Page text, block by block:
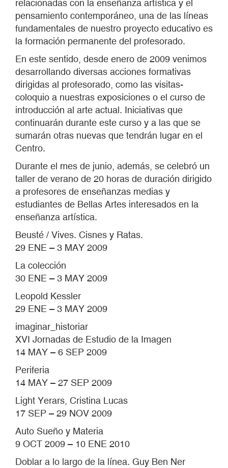
relacionadas con la enseñanza artística y el
pensamiento contemporáneo, una de las líneas
fundamentales de nuestro proyecto educativo es
la formación permanente del profesorado.
En este sentido, desde enero de 2009 venimos
desarrollando diversas acciones formativas
dirigidas al profesorado, como las visitas-
coloquio a nuestras exposiciones o el curso de
introducción al arte actual. Iniciativas que
continuarán durante este curso y a las que se
sumarán otras nuevas que tendrán lugar en el
Centro.
Durante el mes de junio, además, se celebró un
taller de verano de 20 horas de duración dirigido
a profesores de enseñanzas medias y
estudiantes de Bellas Artes interesados en la
enseñanza artística.
Beusté / Vives. Cisnes y Ratas.
29 ENE – 3 MAY 2009
La colección
30 ENE – 3 MAY 2009
Leopold Kessler
29 ENE – 3 MAY 2009
imaginar_historiar
XVI Jornadas de Estudio de la Imagen
14 MAY – 6 SEP 2009
Periferia
14 MAY – 27 SEP 2009
Light Yerars, Cristina Lucas
17 SEP – 29 NOV 2009
Auto Sueño y Materia
9 OCT 2009 – 10 ENE 2010
Doblar a lo largo de la línea. Guy Ben Ner